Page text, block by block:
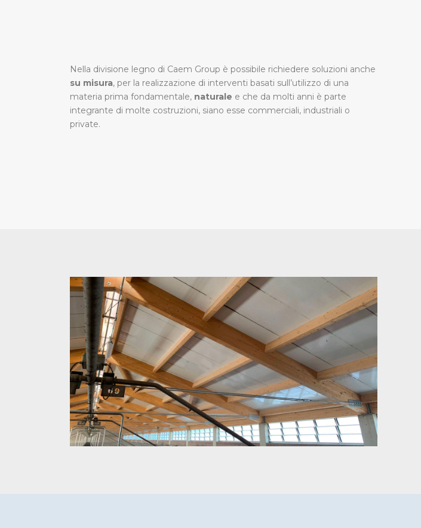
Nella divisione legno di Caem Group è possibile richiedere soluzioni anche
su misura, per la realizzazione di interventi basati sull’utilizzo di una
materia prima fondamentale, naturale e che da molti anni è parte
integrante di molte costruzioni, siano esse commerciali, industriali o
private.